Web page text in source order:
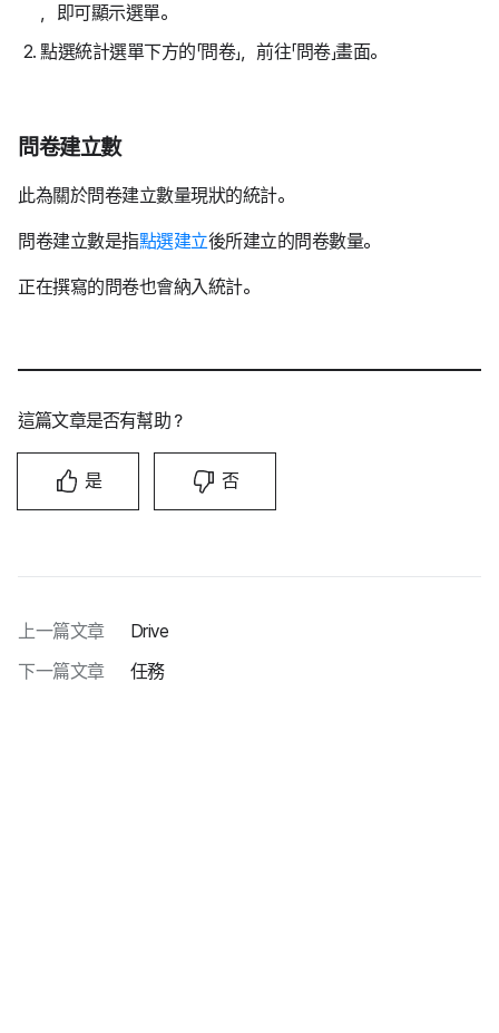
，即可顯示選單。
點選統計選單下方的「問卷」，前往「問卷」畫面。
問卷建立數
此為關於問卷建立數量現狀的統計。
問卷建立數是指點選建立後所建立的問卷數量。
正在撰寫的問卷也會納入統計。
這篇文章是否有幫助？
是 否
上一篇文章
Drive
下一篇文章
任務